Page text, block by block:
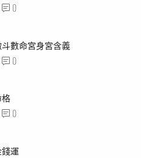
0
數命宮身宮含義
0
0
運